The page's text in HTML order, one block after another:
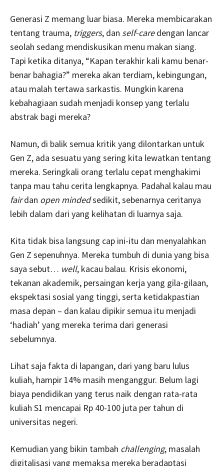
Generasi Z memang luar biasa. Mereka membicarakan
tentang trauma, triggers, dan self-caredengan lancar
seolah sedang mendiskusikan menu makan siang.
Tapi ketika ditanya, “Kapan terakhir kali kamu benar-
benar bahagia?” mereka akan terdiam, kebingungan,
atau malah tertawa sarkastis. Mungkin karena
kebahagiaan sudah menjadi konsep yang terlalu
abstrak bagi mereka?
Namun, di balik semua kritik yang dilontarkan untuk
Gen Z, ada sesuatu yang sering kita lewatkan tentang
mereka. Seringkali orang terlalu cepat menghakimi
tanpa mau tahu cerita lengkapnya. Padahal kalau mau
fairdan open mindedsedikit, sebenarnya ceritanya
lebih dalam dari yang kelihatan di luarnya saja.
Kita tidak bisa langsung cap ini-itu dan menyalahkan
Gen Z sepenuhnya. Mereka tumbuh di dunia yang bisa
saya sebut… well, kacau balau. Krisis ekonomi,
tekanan akademik, persaingan kerja yang gila-gilaan,
ekspektasi sosial yang tinggi, serta ketidakpastian
masa depan – dan kalau dipikir semua itu menjadi
‘hadiah’ yang mereka terima dari generasi
sebelumnya.
Lihat saja fakta di lapangan, dari yang baru lulus
kuliah, hampir 14% masih menganggur. Belum lagi
biaya pendidikan yang terus naik dengan rata-rata
kuliah S1 mencapai Rp 40-100 juta per tahun di
universitas negeri.
Kemudian yang bikin tambah challenging, masalah
digitalisasi yang memaksa mereka beradaptasi